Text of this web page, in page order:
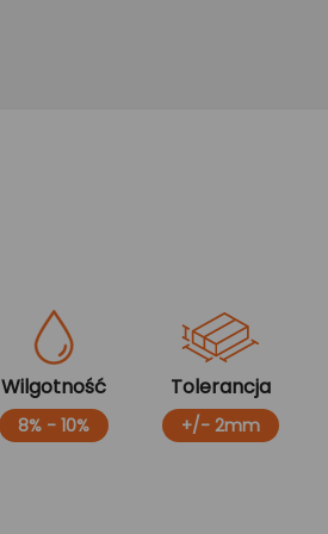
Wilgotność
8% - 10%
Tolerancja
+/- 2mm